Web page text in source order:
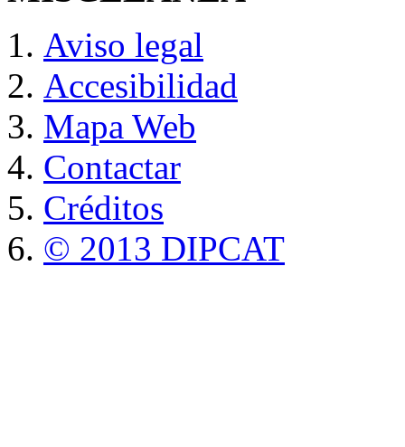
Aviso legal
Accesibilidad
Mapa Web
Contactar
Créditos
© 2013 DIPCAT